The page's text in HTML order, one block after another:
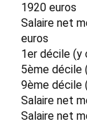
1920 euros
Salaire net
euros
1er décile (y
5ème décile
9ème décile
Salaire net
Salaire net